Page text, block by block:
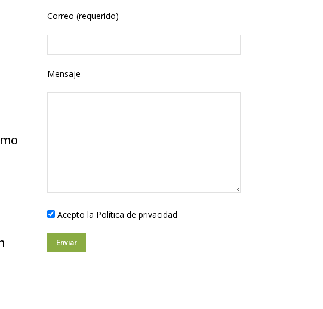
Correo (requerido)
Mensaje
Acepto la Política de privacidad